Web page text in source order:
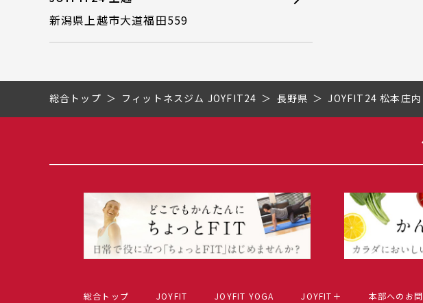
新潟県上越市大道福田559
総合トップ フィットネスジム JOYFIT24 長野県 JOYFIT24 松本庄内
総合トップ JOYFIT JOYFIT YOGA JOYFIT＋ 本部へのお